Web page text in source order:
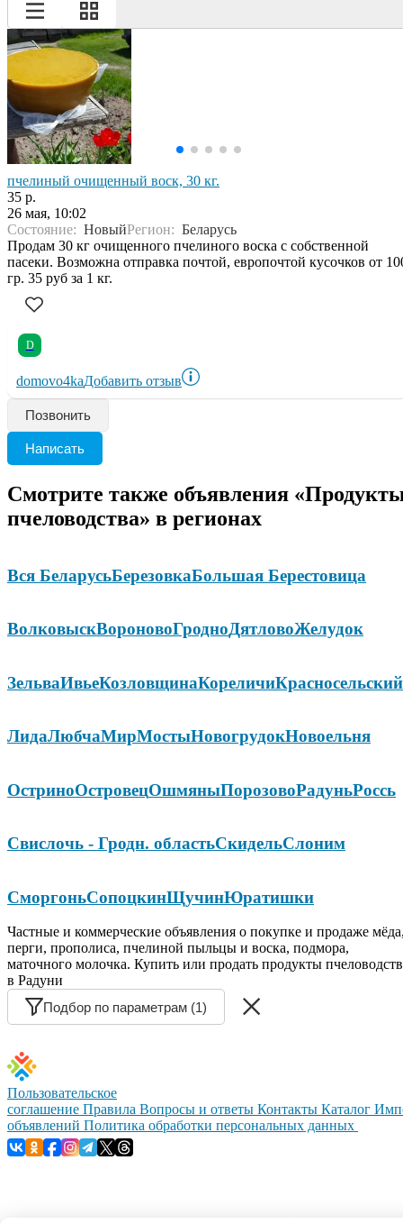
пчелиный очищенный воск, 30 кг.
35 р.
26 мая, 10:02
Состояние: НовыйРегион: Беларусь
Продам 30 кг очищенного пчелиного воска с собственной
пасеки. Возможна отправка почтой, европочтой кусочков от
гр. 35 руб за 1 кг.
D
domovo4kaДобавить отзыв
Позвонить
Написать
Смотрите также объявления
пчеловодства» в регионах
Вся БеларусьБерезовкаБольшая Берестовица
ВолковыскВороновоГродноДятловоЖелудок
ЗельваИвьеКозловщинаКореличиКрасносельский
ЛидаЛюбчаМирМостыНовогрудокНовоельня
ОстриноОстровецОшмяныПорозовоРадуньРоссь
Свислочь - Гродн. областьСкидельСлоним
СморгоньСопоцкинЩучинЮратишки
Частные и коммерческие объявления о покупке и продаже
перги, прополиса, пчелиной пыльцы и воска, подмора,
маточного молочка. Купить или продать продукты
в Радуни
Подбор по параметрам (1)
Пользовательское
соглашение Правила Вопросы и ответы Контакты Каталог
объявлений Политика обработки персональных данных